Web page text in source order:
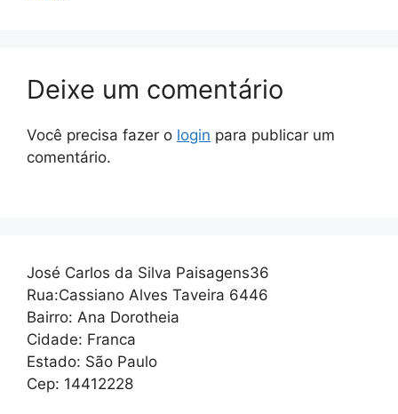
Deixe um comentário
Você precisa fazer o login para publicar um
comentário.
José Carlos da Silva Paisagens36
Rua:Cassiano Alves Taveira 6446
Bairro: Ana Dorotheia
Cidade: Franca
Estado: São Paulo
Cep: 14412228